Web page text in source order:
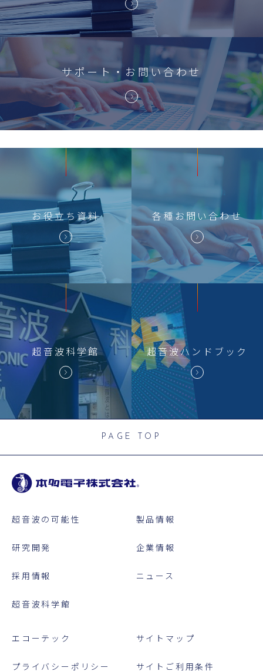
サポート・お問い合わせ
お役立ち資料 各種お問い合わせ
超音波科学館 超音波ハンドブック
PAGE TOP
超音波の可能性 製品情報
研究開発 企業情報
採用情報 ニュース
超音波科学館
エコーテック サイトマップ
プライバシーポリシー サイトご利用条件